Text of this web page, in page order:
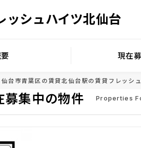
ッシュハイツ北仙台
現在
仙台市青葉区の賃貸北仙台駅の賃貸フレッシ
募集中の物件 Properties